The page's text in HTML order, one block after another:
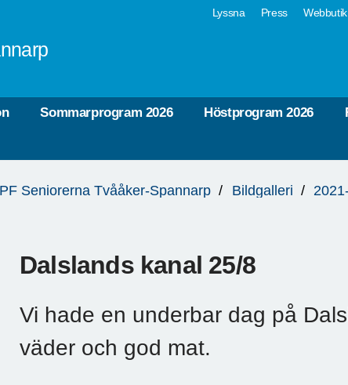
Lyssna Press Webbutik
Sommarprogram 2026 Höstprogram 2026
Seniorerna Tvååker-Spannarp Bildgalleri
Dalslands kanal 25/8
Vi hade en underbar dag på
väder och god mat.